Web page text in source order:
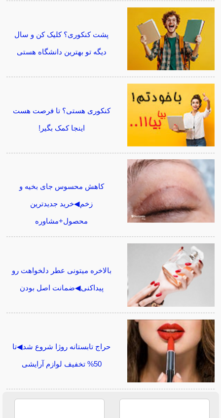
پشت کنکوری؟ کلیک کن و سال
دیگه تو بهترین دانشگاه هستی
کنکوری هستی؟ تا فرصت هست
اینجا کمک بگیر!
کاهش محسوس جای بخیه و
زخم◀خرید جدیدترین
محصول+مشاوره
بالاخره میتونی عطر دلخواهت رو
پیداکنی◀ضمانت اصل بودن
حراج تابستانه روژا شروع شد◀تا
50% تخفیف لوازم آرایشی